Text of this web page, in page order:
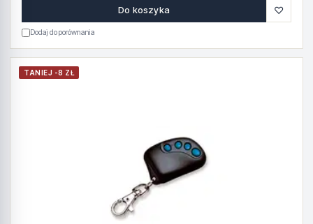
Do koszyka ♡
Dodaj do porównania
TANIEJ -8 ZŁ